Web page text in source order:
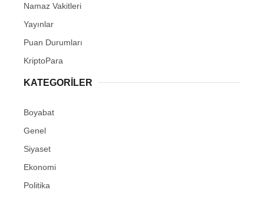
Namaz Vakitleri
Yayınlar
Puan Durumları
KriptoPara
KATEGORILER
Boyabat
Genel
Siyaset
Ekonomi
Politika